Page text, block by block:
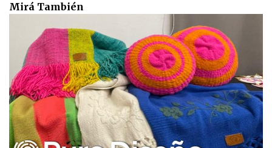
Mirá También